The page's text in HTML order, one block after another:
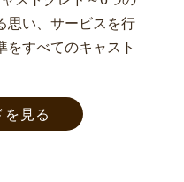
思い、サービスを行
をすべてのキャスト
を見る